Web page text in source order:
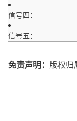
信号四：
信号五：
免责声明： 版权归